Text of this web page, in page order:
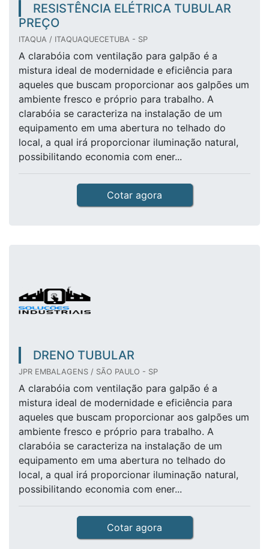
RESISTÊNCIA ELÉTRICA TUBULAR
PREÇO
ITAQUA / ITAQUAQUECETUBA - SP
A clarabóia com ventilação para galpão é a
mistura ideal de modernidade e eficiência para
aqueles que buscam proporcionar aos galpões um
ambiente fresco e próprio para trabalho. A
clarabóia se caracteriza na instalação de um
equipamento em uma abertura no telhado do
local, a qual irá proporcionar iluminação natural,
possibilitando economia com ener...
Cotar agora
DRENO TUBULAR
JPR EMBALAGENS / SÃO PAULO - SP
A clarabóia com ventilação para galpão é a
mistura ideal de modernidade e eficiência para
aqueles que buscam proporcionar aos galpões um
ambiente fresco e próprio para trabalho. A
clarabóia se caracteriza na instalação de um
equipamento em uma abertura no telhado do
local, a qual irá proporcionar iluminação natural,
possibilitando economia com ener...
Cotar agora